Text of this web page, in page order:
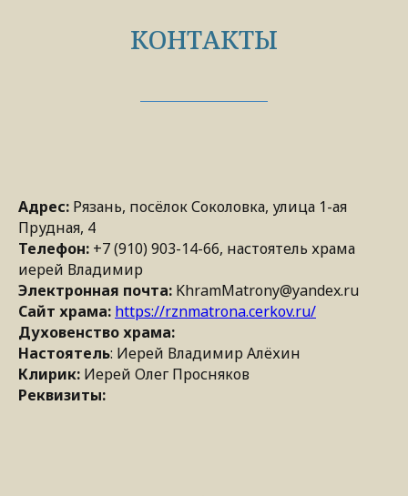
КОНТАКТЫ
Адрес: Рязань, посёлок Соколовка, улица 1-ая
Прудная, 4
Телефон: +7 (910) 903-14-66, настоятель храма
иерей Владимир
Электронная почта: KhramMatrony@yandex.ru
Сайт храма: https://rznmatrona.cerkov.ru/
Духовенство храма:
Настоятель: Иерей Владимир Алёхин
Клирик: Иерей Олег Просняков
Реквизиты: